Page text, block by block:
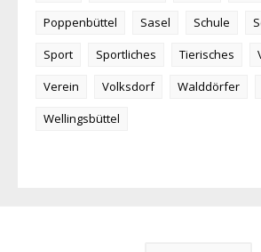
Poppenbüttel
Sasel Schule
Sport
Sportliches Tierisches
Verein
Volksdorf Walddörfer
Wellingsbüttel